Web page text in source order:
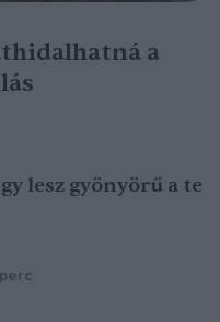
a
lesz gyönyörű a te